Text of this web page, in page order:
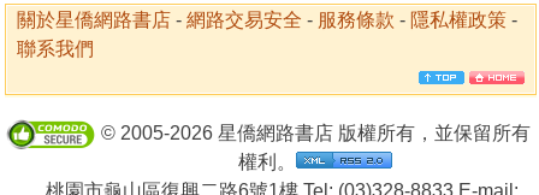
關於星僑網路書店 - 網路交易安全 - 服務條款 - 隱私權政策 -
聯系我們
© 2005-2026 星僑網路書店 版權所有，並保留所有
權利。